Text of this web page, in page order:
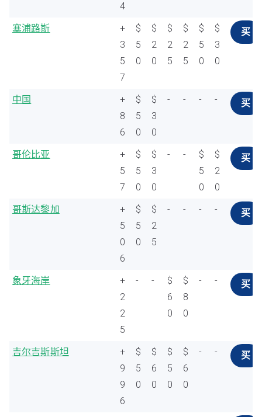
4
塞浦路斯
+
3
5
7
$
5
0
$
2
0
$
2
5
$
2
5
$
5
0
$
3
0
买
中国
+
8
6
$
5
0
$
3
0
- - - - 买
哥伦比亚
+
5
7
$
5
0
$
3
0
- -
$
5
0
$
2
0
买
哥斯达黎加
+
5
0
6
$
5
0
$
2
5
- - - - 买
象牙海岸
+
2
2
5
- -
$
6
0
$
8
0
- - 买
吉尔吉斯斯坦
+
9
9
6
$
5
0
$
6
0
$
5
0
$
6
0
- - 买